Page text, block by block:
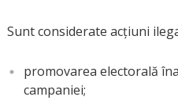
Sunt considerate acțiuni
promovarea electorală
campaniei;